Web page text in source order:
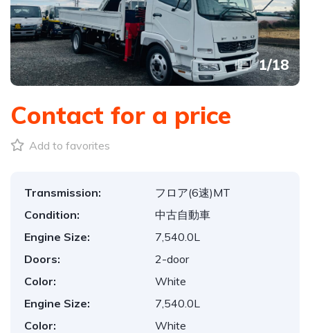
1/18
Contact for a price
Add to favorites
Transmission:
フロア(6速)MT
Condition:
中古自動車
Engine Size:
7,540.0L
Doors:
2-door
Color:
White
Engine Size:
7,540.0L
Color:
White